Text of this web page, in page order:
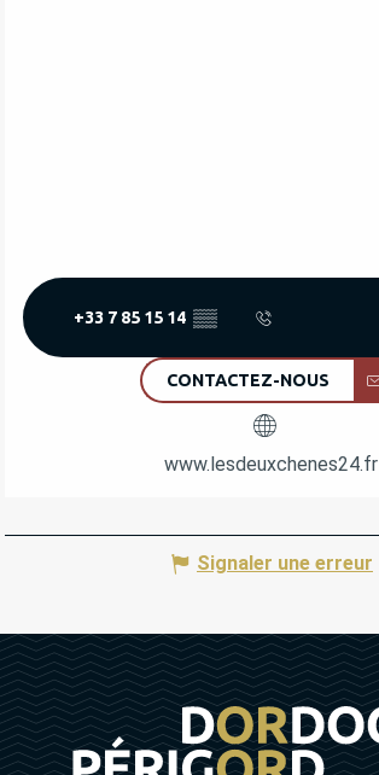
+33 7 85 15 14 ▒▒
CONTACTEZ-NOUS
www.lesdeuxchenes24.fr
Signaler une erreur